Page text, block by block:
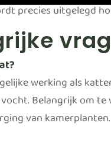
precies uitgelegd
werking als
Belangrijk om
van kamerplanten.